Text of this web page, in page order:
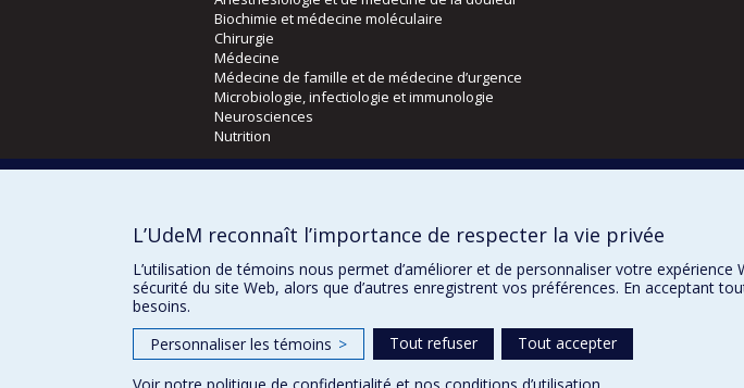
Biochimie et médecine moléculaire
Chirurgie
Médecine
Médecine de famille et de médecine d’urgence
Microbiologie, infectiologie et immunologie
Neurosciences
Nutrition
Orthophonie et audiologie
L’UdeM reconnaît l’importance de respecter la vie privée
L’utilisation de témoins nous permet d’améliorer et de personnaliser votre
sécurité du site Web, alors que d’autres enregistrent vos préférences. En acceptant
besoins.
Personnaliser les témoins > Tout refuser
Tout accepter